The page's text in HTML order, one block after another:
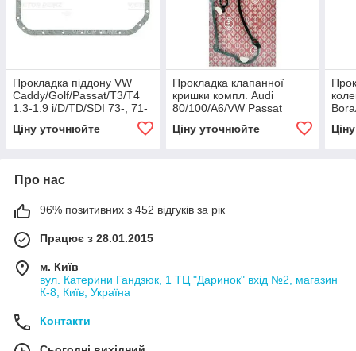
Прокладка піддону VW
Caddy/Golf/Passat/T3/T4
1.3-1.9 i/D/TD/SDI 73-, 71-
Ціну уточнюйте
Прокладка клапанної
кришки компл. Audi
80/100/A6/VW Passat
567.388,
Ціну уточнюйте
Про нас
96% позитивних з 452 відгуків за рік
Працює з 28.01.2015
м. Київ
вул. Катерини Гандзюк, 1 ТЦ "Даринок" вхід №2, магазин
К-8, Київ, Україна
Контакти